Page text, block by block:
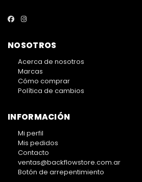
NOSOTROS
Acerca de nosotros
Marcas
Cómo comprar
Política de cambios
INFORMACIÓN
Mi perfil
Mis pedidos
Contacto
ventas@backflowstore.com.ar
Botón de arrepentimiento